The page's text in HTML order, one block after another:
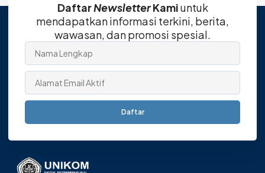
DaftarNewsletterKamiuntuk
mendapatkan informasi terkini, berita,
wawasan, dan promosi spesial.
Daftar